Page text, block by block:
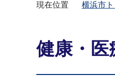
現在位置 横浜市
健康・医